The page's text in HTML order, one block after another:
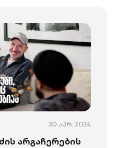
30 აპრ. 2024
არგაჩერების